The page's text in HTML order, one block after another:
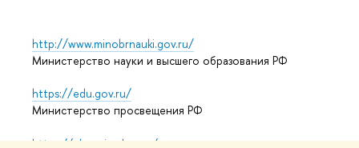
http://www.minobrnauki.gov.ru/
Министерство науки и высшего образования РФ
https://edu.gov.ru/
Министерство просвещения РФ
https://elearning.hse.ru/mooc